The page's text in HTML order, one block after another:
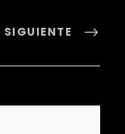
SIGUIENTE